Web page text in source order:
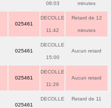
08:03 minutes
025461
DECOLLE
11:42
Retard de 12
minutes
025461
DECOLLE
15:00
Aucun retard
025461
DECOLLE
11:26
Aucun retard
025461
DECOLLE Retard de 11